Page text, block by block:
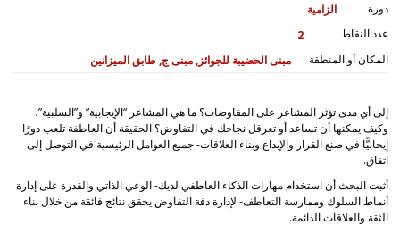
دورة
الزامية
عدد النقاط
2
المكان أو المنطقة
مبنى الحضيبة للجوائز, مبنى ج, طابق الميزانين
إلى أي مدى تؤثر المشاعر على المفاوضات؟ ما هي المشاعر “الإيجابية” و”السلبية”،
وكيف يمكنها أن تساعد أو تعرقل نجاحك في التفاوض؟ الحقيقة أن العاطفة تلعب دورًا
إيجابيًّا في صنع القرار والإبداع وبناء العلاقات- جميع العوامل الرئيسية في التوصل إلى
اتفاق.
أثبت البحث أن استخدام مهارات الذكاء العاطفي لديك- الوعي الذاتي والقدرة على إدارة
أنماط السلوك وممارسة التعاطف- لإدارة دفة التفاوض يحقق نتائج فائقة من خلال بناء
الثقة والعلاقات الدائمة.